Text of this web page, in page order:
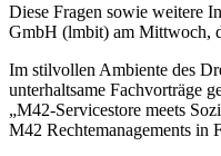
Diese Fragen sowie weitere
GmbH (lmbit) am Mittwoch,
Im stilvollen Ambiente des
unterhaltsame Fachvorträge
„M42-Servicestore meets
M42 Rechtemanagements in